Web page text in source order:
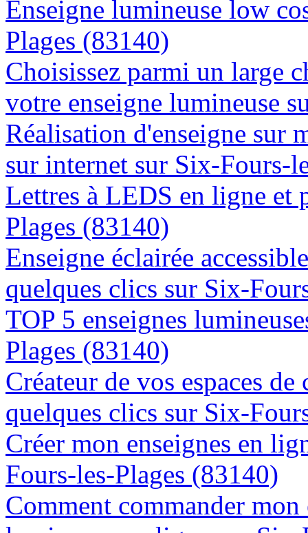
Enseigne lumineuse low
Plages (83140)
Choisissez parmi un large
votre enseigne lumineuse
Réalisation d'enseigne sur
sur internet sur Six-Fours-
Lettres à LEDS en ligne et
Plages (83140)
Enseigne éclairée
quelques clics sur Six-
TOP 5 enseignes
Plages (83140)
Créateur de vos espaces
quelques clics sur Six-
Créer mon enseignes en
Fours-les-Plages (83140)
Comment commander